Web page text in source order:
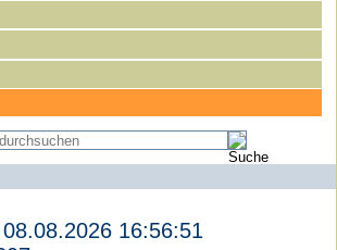
menu
16:56:51